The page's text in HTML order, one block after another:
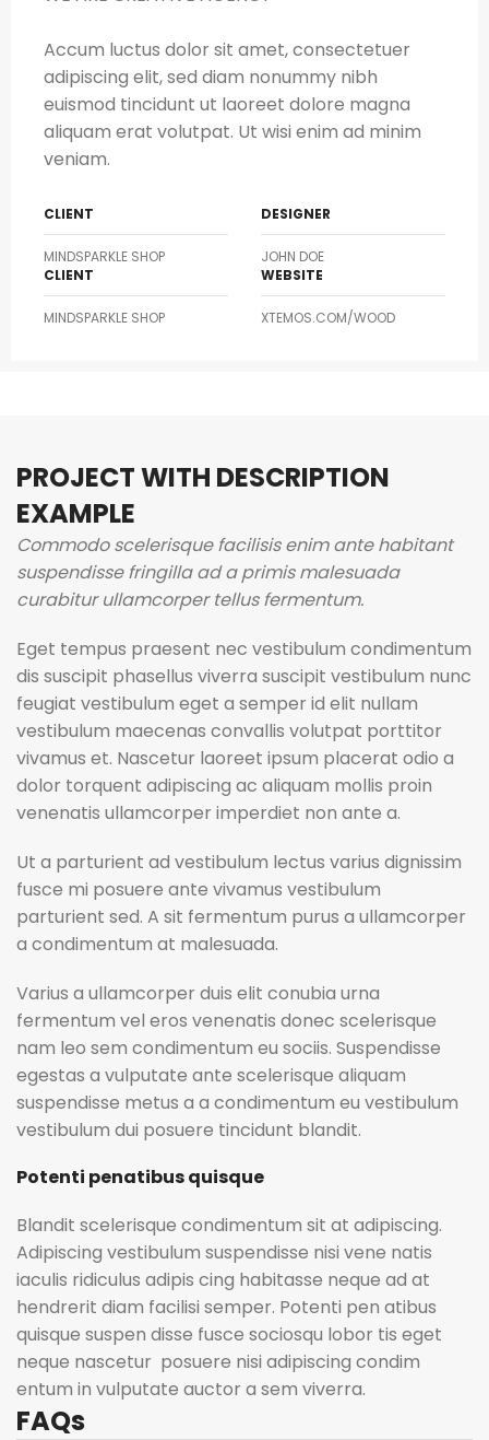
Accum luctus dolor sit amet, consectetuer
adipiscing elit, sed diam nonummy nibh
euismod tincidunt ut laoreet dolore magna
aliquam erat volutpat. Ut wisi enim ad minim
veniam.
CLIENT
MINDSPARKLE SHOP
DESIGNER
JOHN DOE
CLIENT
MINDSPARKLE SHOP
WEBSITE
XTEMOS.COM/WOOD
PROJECT WITH DESCRIPTION
EXAMPLE
Commodo scelerisque facilisis enim ante habitant
suspendisse fringilla ad a primis malesuada
curabitur ullamcorper tellus fermentum.
Eget tempus praesent nec vestibulum condimentum
dis suscipit phasellus viverra suscipit vestibulum nunc
feugiat vestibulum eget a semper id elit nullam
vestibulum maecenas convallis volutpat porttitor
vivamus et. Nascetur laoreet ipsum placerat odio a
dolor torquent adipiscing ac aliquam mollis proin
venenatis ullamcorper imperdiet non ante a.
Ut a parturient ad vestibulum lectus varius dignissim
fusce mi posuere ante vivamus vestibulum
parturient sed. A sit fermentum purus a ullamcorper
a condimentum at malesuada.
Varius a ullamcorper duis elit conubia urna
fermentum vel eros venenatis donec scelerisque
nam leo sem condimentum eu sociis. Suspendisse
egestas a vulputate ante scelerisque aliquam
suspendisse metus a a condimentum eu vestibulum
vestibulum dui posuere tincidunt blandit.
Potenti penatibus quisque
Blandit scelerisque condimentum sit at adipiscing.
Adipiscing vestibulum suspendisse nisi vene natis
iaculis ridiculus adipis cing habitasse neque ad at
hendrerit diam facilisi semper. Potenti pen atibus
quisque suspen disse fusce sociosqu lobor tis eget
neque nascetur posuere nisi adipiscing condim
entum in vulputate auctor a sem viverra.
FAQs